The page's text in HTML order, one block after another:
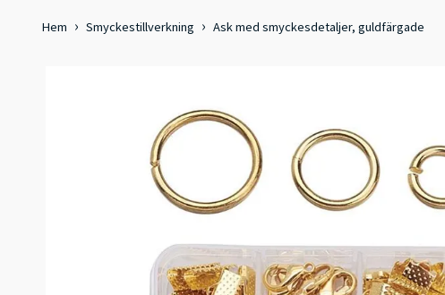
Hem Smyckestillverkning Ask med smyckesdetaljer, guldfärgade